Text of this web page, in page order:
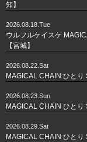
知】
2026.08.18.Tue
ウルフルケイスケ
【宮城】
2026.08.22.Sat
MAGICAL CHAIN ひとり
2026.08.23.Sun
MAGICAL CHAIN ひとり
2026.08.29.Sat
MAGICAL CHAIN ひとり